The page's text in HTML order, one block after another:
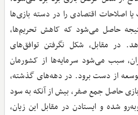
یا اصلاحات اقتصادی را در دسته بازی‌ها
حاصل می‌شود که کاهش تحریم‌ها،
در مقابل، شکل نگرفتن توافق‌های
سبب می‌شود سرمایه‌ها از کشورمان
از دست برود. در دهه‌های گذشته،
بازی حاصل جمع صفر، بیش از آنکه به سود
شده و ایستادن در مقابل این زیان،